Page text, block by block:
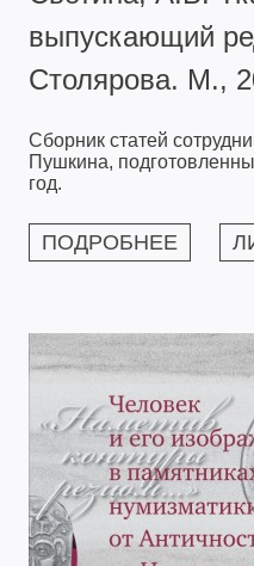
выпускающий
Столярова. М.,
Сборник статей
Пушкина,
год.
ПОДРОБНЕЕ